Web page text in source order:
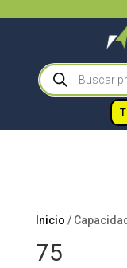
Búsqueda
de
productos
Inicio /
75